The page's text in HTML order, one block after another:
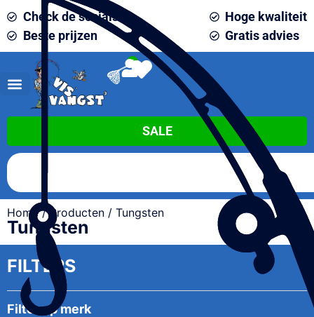
Check de socials
Beste prijzen
Hoge kwaliteit
Gratis advies
0
SALE
Home/ Producten / Tungsten
Tungsten
FILTERS
Filter op merk